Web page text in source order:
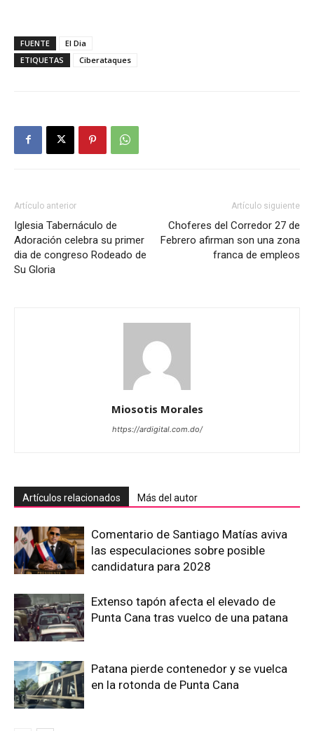
FUENTE
El Dia
ETIQUETAS
Ciberataques
Artículo anterior
Iglesia Tabernáculo de
Adoración celebra su primer
dia de congreso Rodeado de
Su Gloria
Artículo siguiente
Choferes del Corredor 27 de
Febrero afirman son una zona
franca de empleos
Miosotis Morales
https://ardigital.com.do/
Artículos relacionados Más del autor
Comentario de Santiago Matías aviva
las especulaciones sobre posible
candidatura para 2028
Extenso tapón afecta el elevado de
Punta Cana tras vuelco de una patana
Patana pierde contenedor y se vuelca
en la rotonda de Punta Cana